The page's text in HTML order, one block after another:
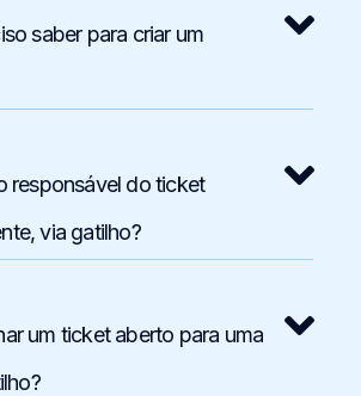
saber para criar um
responsável do ticket
via gatilho?
um ticket aberto para uma